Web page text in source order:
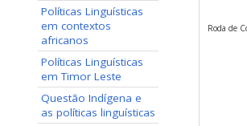
Políticas Linguísticas
em contextos
africanos
Políticas Linguísticas
em Timor Leste
Questão Indígena e
as políticas linguísticas
Roda de